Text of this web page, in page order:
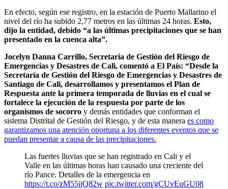
En efecto, según ese registro, en la estación de Puerto Mallarino el
nivel del río ha subido 2,77 metros en las últimas 24 horas. Esto,
dijo la entidad, debido “a las últimas precipitaciones que se han
presentado en la cuenca alta”.
Jocelyn Danna Carrillo, Secretaria de Gestión del Riesgo de
Emergencias y Desastres de Cali, comentó a El País: “Desde la
Secretaría de Gestión del Riesgo de Emergencias y Desastres de
Santiago de Cali, desarrollamos y presentamos el Plan de
Respuesta ante la primera temporada de lluvias en el cual se
fortalece la ejecución de la respuesta por parte de los
organismos de socorro y demás entidades que conforman el
sistema Distrital de Gestión del Riesgo, y de esta manera es como
garantizamos una atención oportuna a los diferentes eventos que se
puedan presentar a causa de las precipitaciones.
Las fuertes lluvias que se han registrado en Cali y el
Valle en las últimas horas han causado una creciente del
río Pance. Detalles de la emergencia en
https://t.co/zM55jjQ82w pic.twitter.com/gCUvEuGU08